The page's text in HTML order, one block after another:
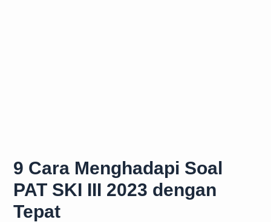
9 Cara Menghadapi Soal
PAT SKI III 2023 dengan
Tepat